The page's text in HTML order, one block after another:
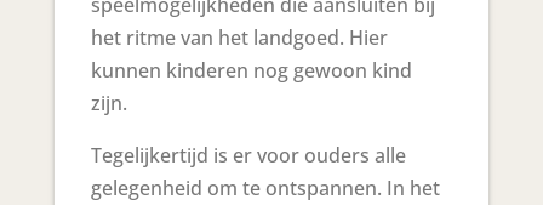
het ritme van het landgoed. Hier
kunnen kinderen nog gewoon kind
zijn.
Tegelijkertijd is er voor ouders alle
gelegenheid om te ontspannen. In het